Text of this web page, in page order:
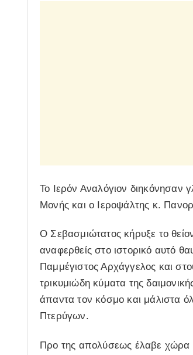
Το Ιερόν Αναλόγιον διηκόνησαν
Μονής και ο Ιεροψάλτης κ.
Ο Σεβασμιώτατος κήρυξε το
αναφερθείς στο ιστορικό αυτό
Παμμέγιστος Αρχάγγελος και
τρικυμιώδη κύματα της
άπαντα τον κόσμο και μάλιστα
Πτερύγων.
Προ της απολύσεως έλαβε χώρα